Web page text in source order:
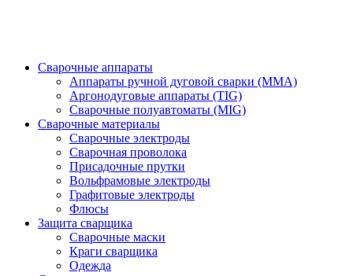
Сварочные аппараты
Аппараты ручной дуговой сварки (MMA)
Аргонодуговые аппараты (TIG)
Сварочные полуавтоматы (MIG)
Сварочные материалы
Сварочные электроды
Сварочная проволока
Присадочные прутки
Вольфрамовые электроды
Графитовые электроды
Флюсы
Защита сварщика
Сварочные маски
Краги сварщика
Одежда